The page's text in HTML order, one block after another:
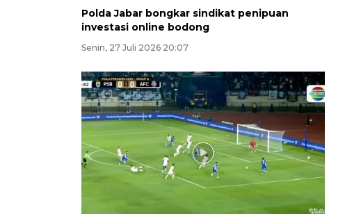
Polda Jabar bongkar sindikat penipuan
investasi online bodong
Senin, 27 Juli 2026 20:07